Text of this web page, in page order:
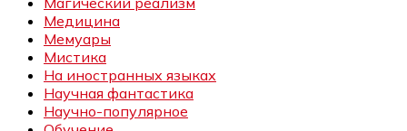
Медицина
Мемуары
Мистика
На иностранных языках
Научная фантастика
Научно-популярное